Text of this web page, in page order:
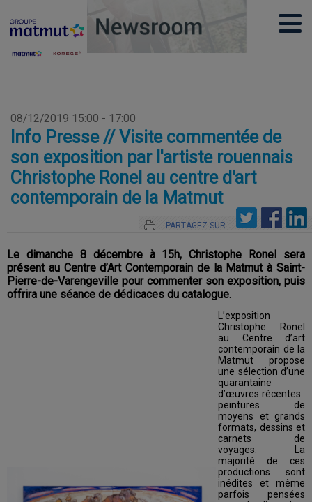
08/12/2019 15:00 - 17:00
Info Presse // Visite commentée de
son exposition par l'artiste rouennais
Christophe Ronel au centre d'art
contemporain de la Matmut
PARTAGEZ SUR
Le dimanche 8 décembre à 15h, Christophe Ronel sera
présent au Centre d’Art Contemporain de la Matmut à Saint-
Pierre-de-Varengeville pour commenter son exposition, puis
offrira une séance de dédicaces du catalogue.
L’exposition
Christophe Ronel
au Centre d’art
contemporain de la
Matmut propose
une sélection d’une
quarantaine
d’œuvres récentes :
peintures de
moyens et grands
formats, dessins et
carnets de
voyages. La
majorité de ces
productions sont
inédites et même
parfois pensées